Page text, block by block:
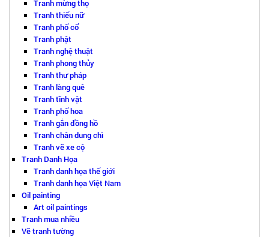
Tranh mừng thọ
Tranh thiếu nữ
Tranh phố cổ
Tranh phật
Tranh nghệ thuật
Tranh phong thủy
Tranh thư pháp
Tranh làng quê
Tranh tĩnh vật
Tranh phố hoa
Tranh gắn đồng hồ
Tranh chân dung chì
Tranh vẽ xe cộ
Tranh Danh Họa
Tranh danh họa thế giới
Tranh danh họa Việt Nam
Oil painting
Art oil paintings
Tranh mua nhiều
Vẽ tranh tường